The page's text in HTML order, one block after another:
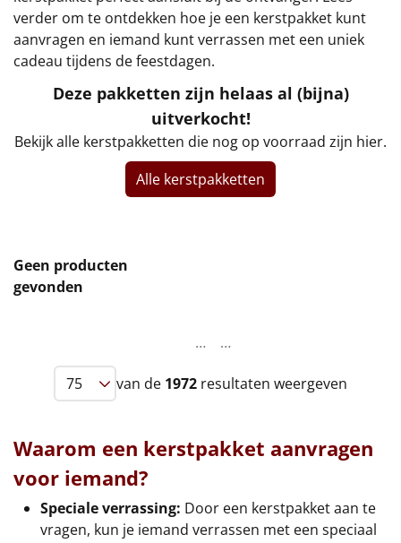
Origineel
Rituals
Mannen
Leuke
Uniek
Artikel
Hitster
Pizzarette
verder om te ontdekken hoe je een kerstpakket kunt
aanvragen en iemand kunt verrassen met een uniek
cadeau tijdens de feestdagen.
Deze pakketten zijn helaas al (bijna)
uitverkocht!
Bekijk alle kerstpakketten die nog op voorraad zijn hier.
Alle kerstpakketten
Geen producten
gevonden
… …
van de 1972 resultaten weergeven
Waarom een kerstpakket aanvragen
voor iemand?
Speciale verrassing: Door een kerstpakket aan te
vragen, kun je iemand verrassen met een speciaal